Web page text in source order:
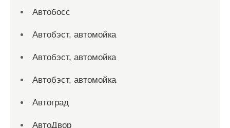
Автобосс
Автобэст, автомойка
Автобэст, автомойка
Автобэст, автомойка
Автоград
АвтоДвор